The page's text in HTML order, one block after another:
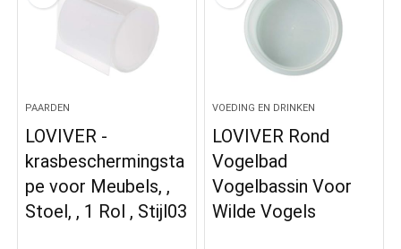
PAARDEN
LOVIVER -
krasbeschermingsta
pe voor Meubels, ,
Stoel, , 1 Rol , Stijl03
VOEDING EN DRINKEN
LOVIVER Rond
Vogelbad
Vogelbassin Voor
Wilde Vogels